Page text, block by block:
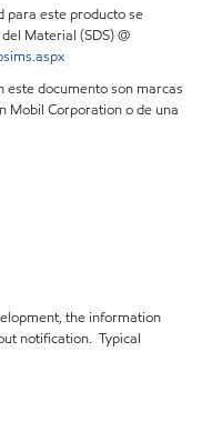
para este producto se
Material (SDS) @
este documento son marcas
Mobil Corporation o de una
the information
notification. Typical